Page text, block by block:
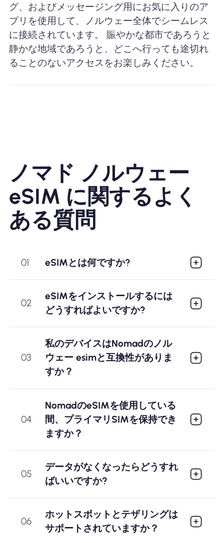
グ、およびメッセージング用にお気に入りのア
プリを使用して、ノルウェー全体でシームレス
に接続されています。 賑やかな都市であろうと
静かな地域であろうと、どこへ行っても途切れ
ることのないアクセスをお楽しみください。
ノマド ノルウェー
eSIM に関するよく
ある質問
01 eSIMとは何ですか?
02
eSIMをインストールするには
どうすればよいですか?
03
私のデバイスはNomadのノル
ウェー esimと互換性がありま
すか？
04
NomadのeSIMを使用している
間、プライマリSIMを保持でき
ますか？
05
データがなくなったらどうすれ
ばいいですか?
06
ホットスポットとテザリングは
サポートされていますか？